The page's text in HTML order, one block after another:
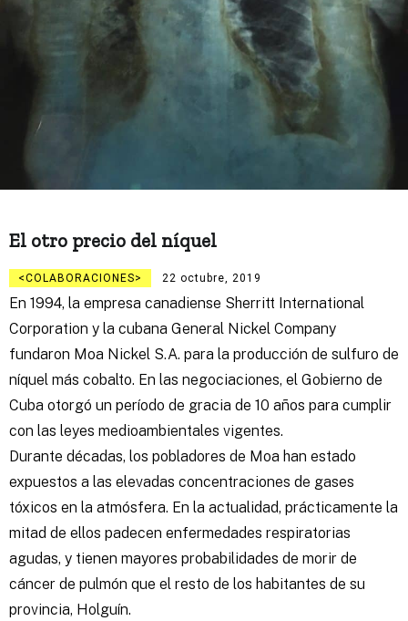
El otro precio del níquel
COLABORACIONES 22 octubre, 2019
En 1994, la empresa canadiense Sherritt International
Corporation y la cubana General Nickel Company
fundaron Moa Nickel S.A. para la producción de sulfuro de
níquel más cobalto. En las negociaciones, el Gobierno de
Cuba otorgó un período de gracia de 10 años para cumplir
con las leyes medioambientales vigentes.
Durante décadas, los pobladores de Moa han estado
expuestos a las elevadas concentraciones de gases
tóxicos en la atmósfera. En la actualidad, prácticamente la
mitad de ellos padecen enfermedades respiratorias
agudas, y tienen mayores probabilidades de morir de
cáncer de pulmón que el resto de los habitantes de su
provincia, Holguín.